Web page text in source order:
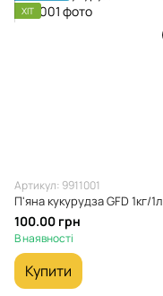
ХІТ
Артикул: 9911001
П'яна кукурудза GFD 1кг/1л
100.00 грн
В наявності
Купити